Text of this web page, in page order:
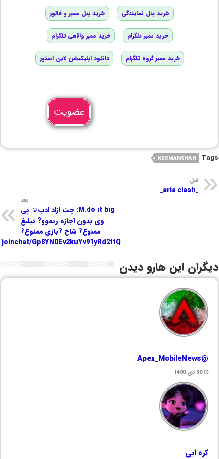
خرید پنل نمایندگی خرید پنل ممبر و فالور
خرید ممبر تلگرام خرید ممبر واقعی تلگرام
خرید ممبر گروه تلگرام دانلود اپلیکیشن لاین استور
عضویت
Tags
KERMANSHAH
قبل
_aria clash_
بعد
M.do it big: چت آزاد ادب☺️ پی
وی بدون اجازه ریموو? تبلیغ
ممنوع? شاخ ?بازی ممنوع?
Gp8YN0Ev2kuYv91yRd2ttQ
دیگران این هارو دیدن
@Apex_MobileNews
30 دی 1400
کره ایی